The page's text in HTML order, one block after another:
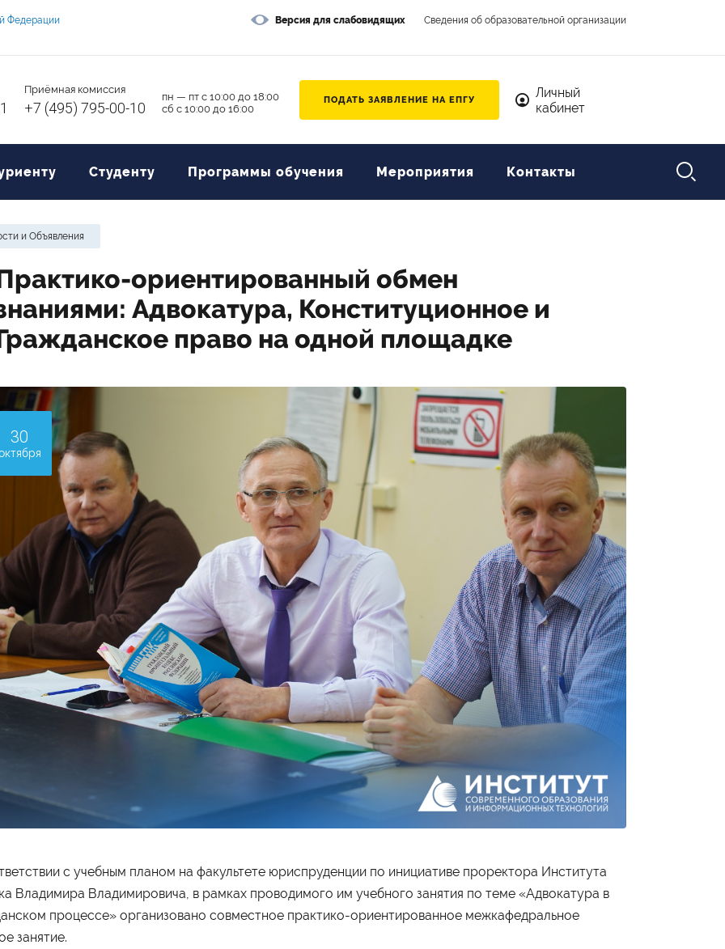
Федерации
Версия для слабовидящих Сведения об образовательной организации
Приёмная комиссия
+7 (495) 795-00-10
пн — пт с 10:00 до 18:00
сб с 10:00 до 16:00
ПОДАТЬ ЗАЯВЛЕНИЕ НА ЕПГУ
Личный
кабинет
Студенту Программы обучения Мероприятия Контакты 
и Объявления
ориентированный обмен
Адвокатура, Конституционное и
право на одной площадке
30
с учебным планом на факультете юриспруденции по инициативе проректора Института
Владимира Владимировича, в рамках проводимого им учебного занятия по теме «Адвокатура в
процессе» организовано совместное практико-ориентированное межкафедральное
занятие.